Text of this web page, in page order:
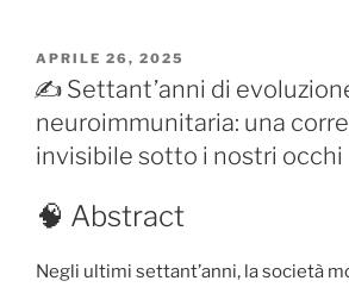
PUBBLICATO
IL
APRILE 26, 2025
✍️ Settant’anni di
neuroimmunitaria: una
invisibile sotto i nostri occhi
🧠 Abstract
Negli ultimi settant’anni, la società